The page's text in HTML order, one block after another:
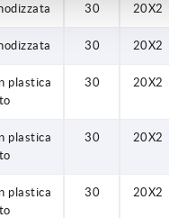
30 20X2
30 20X2
plastica
30 20X2
plastica
30 20X2
plastica
30 20X2